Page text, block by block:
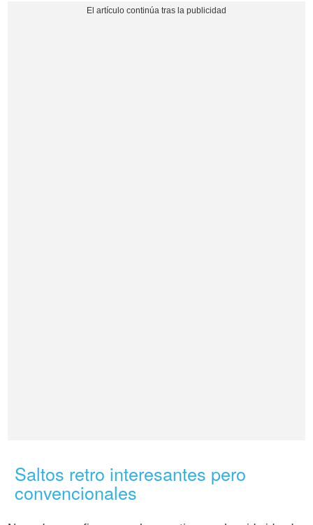
Saltos retro interesantes pero
convencionales